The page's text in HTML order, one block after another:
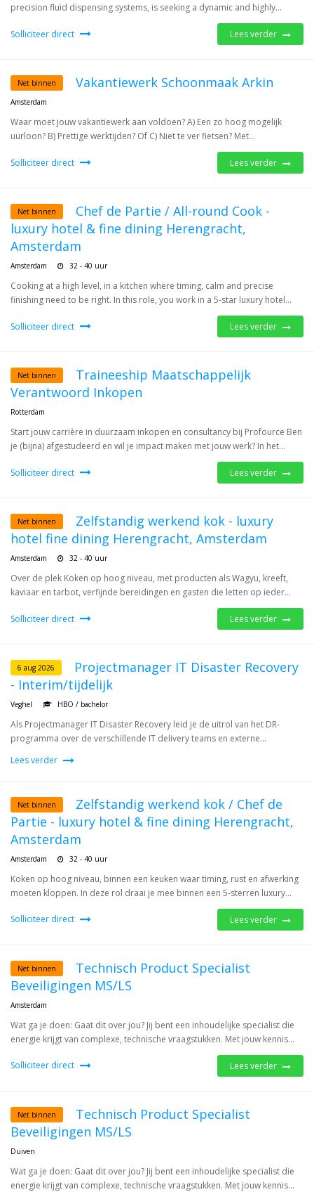
precision fluid dispensing systems, is seeking a dynamic and highly...
Solliciteer direct Lees verder
Net binnen Vakantiewerk Schoonmaak Arkin
Amsterdam
Waar moet jouw vakantiewerk aan voldoen? A) Een zo hoog mogelijk
uurloon? B) Prettige werktijden? Of C) Niet te ver fietsen? Met...
Solliciteer direct Lees verder
Net binnen
Chef de Partie / All-round Cook -
luxury hotel & fine dining Herengracht,
Amsterdam
Amsterdam 32 - 40 uur
Cooking at a high level, in a kitchen where timing, calm and precise
finishing need to be right. In this role, you work in a 5-star luxury hotel...
Solliciteer direct Lees verder
Net binnen
Traineeship Maatschappelijk
Verantwoord Inkopen
Rotterdam
Start jouw carrière in duurzaam inkopen en consultancy bij Profource Ben
je (bijna) afgestudeerd en wil je impact maken met jouw werk? In het...
Solliciteer direct Lees verder
Net binnen
Zelfstandig werkend kok - luxury
hotel fine dining Herengracht, Amsterdam
Amsterdam 32 - 40 uur
Over de plek Koken op hoog niveau, met producten als Wagyu, kreeft,
kaviaar en tarbot, verfijnde bereidingen en gasten die letten op ieder...
Solliciteer direct Lees verder
6 aug 2026
Projectmanager IT Disaster Recovery
- Interim/tijdelijk
Veghel HBO / bachelor
Als Projectmanager IT Disaster Recovery leid je de uitrol van het DR-
programma over de verschillende IT delivery teams en externe...
Lees verder
Net binnen
Zelfstandig werkend kok / Chef de
Partie - luxury hotel & fine dining Herengracht,
Amsterdam
Amsterdam 32 - 40 uur
Koken op hoog niveau, binnen een keuken waar timing, rust en afwerking
moeten kloppen. In deze rol draai je mee binnen een 5-sterren luxury...
Solliciteer direct Lees verder
Net binnen
Technisch Product Specialist
Beveiligingen MS/LS
Amsterdam
Wat ga je doen: Gaat dit over jou? Jij bent een inhoudelijke specialist die
energie krijgt van complexe, technische vraagstukken. Met jouw kennis...
Solliciteer direct Lees verder
Net binnen
Technisch Product Specialist
Beveiligingen MS/LS
Duiven
Wat ga je doen: Gaat dit over jou? Jij bent een inhoudelijke specialist die
energie krijgt van complexe, technische vraagstukken. Met jouw kennis...